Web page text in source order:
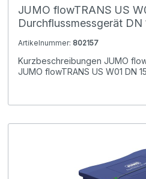
JUMO flowTRANS US
Durchflussmessgerät DN
Artikelnummer: 802157
Kurzbeschreibungen JUMO
JUMO flowTRANS US W01 DN